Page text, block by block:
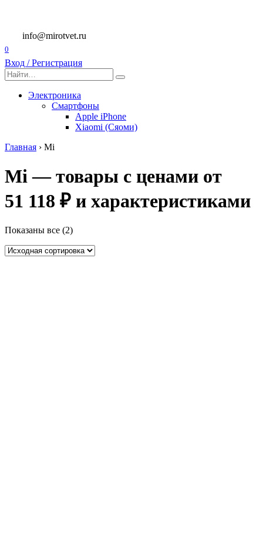
содержанию
info@mirotvet.ru
0
Вход / Регистрация
Search
for:
Электроника
Смартфоны
Apple iPhone
Xiaomi (Сяоми)
Главная › Mi
Mi — товары с ценами от
51 118 ₽ и характеристиками
Показаны все (2)